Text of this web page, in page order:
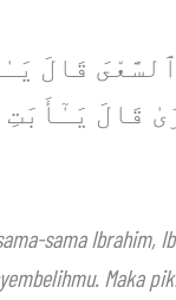
قَالَ
قَالَ
sama Ibrahim,
Maka